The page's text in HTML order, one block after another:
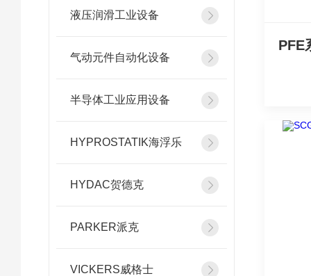
液压润滑工业设备
气动元件自动化设备
半导体工业应用设备
HYPROSTATIK海浮乐
HYDAC贺德克
PARKER派克
VICKERS威格士